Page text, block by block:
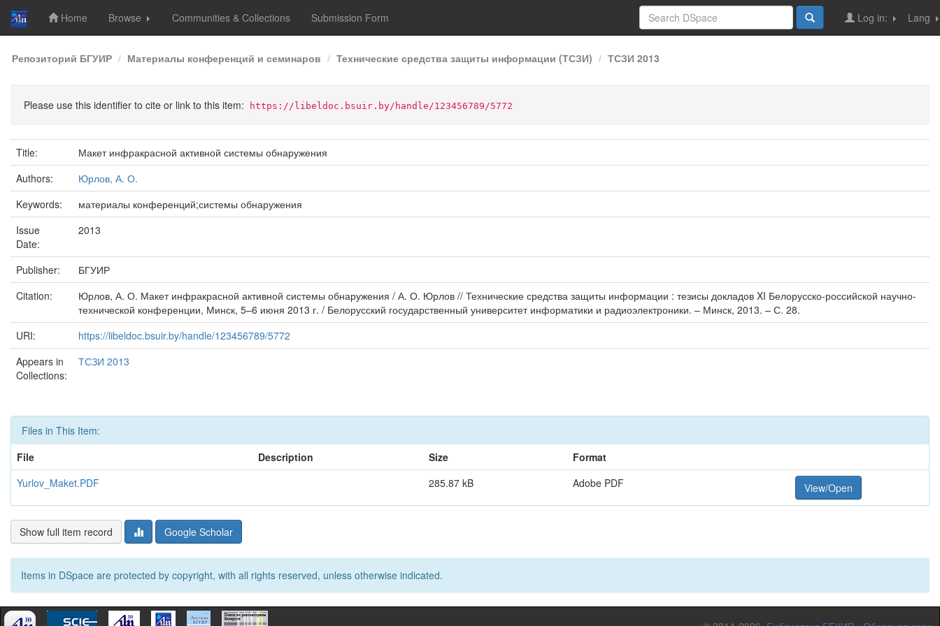
Skip
navigation
Home Browse Communities & Collections Submission Form Lang
Log in:
Репозиторий БГУИР Материалы конференций и семинаров Технические средства защиты информации (ТСЗИ) ТСЗИ 2013
Please use this identifier to cite or link to this item: https://libeldoc.bsuir.by/handle/123456789/5772
Title:
Макет инфракрасной активной системы обнаружения
Authors:
Юрлов, А. О.
Keywords:
материалы конференций;системы обнаружения
Issue
Date:
2013
Publisher:
БГУИР
Citation:
Юрлов, А. О. Макет инфракрасной активной системы обнаружения / А. О. Юрлов // Технические средства защиты информации : тезисы докладов XI Белорусско-российской научно-
технической конференции, Минск, 5–6 июня 2013 г. / Белорусский государственный университет информатики и радиоэлектроники. – Минск, 2013. – С. 28.
URI:
https://libeldoc.bsuir.by/handle/123456789/5772
Appears in
Collections:
ТСЗИ 2013
Files in This Item:
File
Description Size
Format
Yurlov_Maket.PDF
285.87 kB Adobe PDF View/Open
Show full item record Google Scholar
Items in DSpace are protected by copyright, with all rights reserved, unless otherwise indicated.